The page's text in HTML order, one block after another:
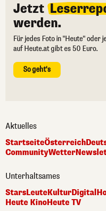
Jetzt
werden.
Für jedes Foto in "Heute" oder
auf Heute.at gibt es 50 Euro.
So geht's
Aktuelles
StartseiteÖsterreich
CommunityWetter
Unterhaltsames
StarsLeuteKulturDigital
Heute KinoHeute TV